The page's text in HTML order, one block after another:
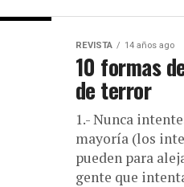
REVISTA 14 años ago
10 formas
de terror
1.- Nunca
mayoría (los
pueden para
gente que